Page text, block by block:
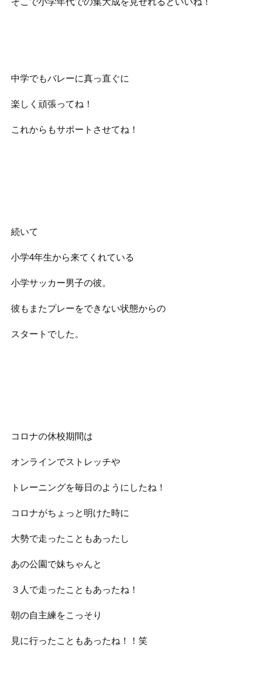
中学でもバレーに真っ直ぐに
楽しく頑張ってね！
これからもサポートさせてね！
続いて
小学4年生から来てくれている
小学サッカー男子の彼。
彼もまたプレーをできない状態からの
スタートでした。
コロナの休校期間は
オンラインでストレッチや
トレーニングを毎日のようにしたね！
コロナがちょっと明けた時に
大勢で走ったこともあったし
あの公園で妹ちゃんと
３人で走ったこともあったね！
朝の自主練をこっそり
見に行ったこともあったね！！笑